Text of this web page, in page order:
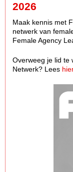
2026
Maak kennis met
netwerk van
Female Agency
Overweeg je lid te
Netwerk? Lees